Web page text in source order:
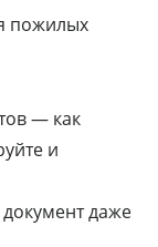
пожилых
— как
и
даже